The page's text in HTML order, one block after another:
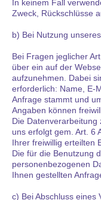
In keinem Fall
Zweck, Rückschlüsse
b) Bei Nutzung
Bei Fragen jeglicher
über ein auf der
aufzunehmen. Dabei
erforderlich: Name, E-
Anfrage stammt und
Angaben können
Die
uns erfolgt gem. Art. 6
Ihrer freiwillig erteilten
Die für die Benutzung
personenbezogenen
Ihnen gestellten
c) Bei Abschluss eines